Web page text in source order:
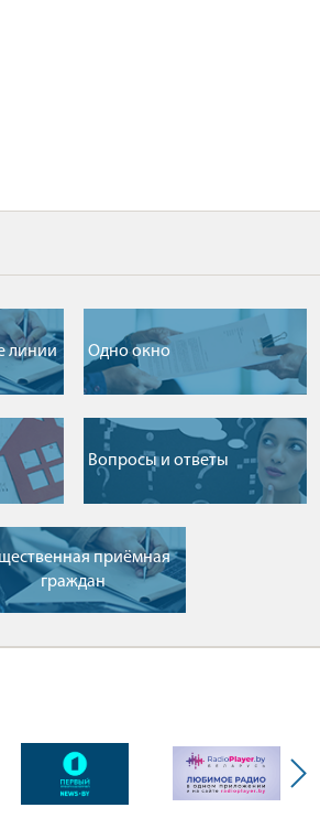
линии Одно окно
Вопросы и ответы
приёмная
граждан